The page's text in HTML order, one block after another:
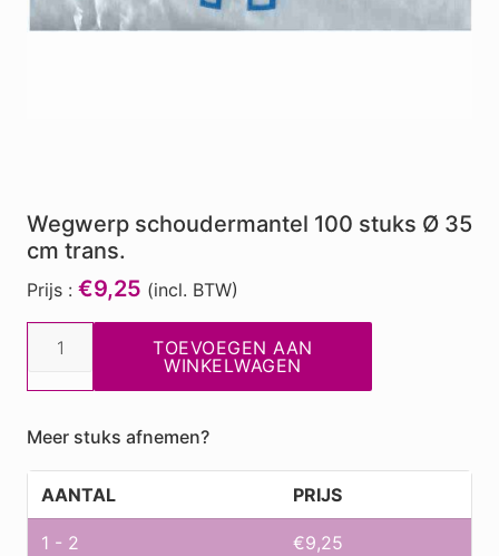
Wegwerp schoudermantel 100 stuks Ø 35
cm trans.
Prijs : €9,25 (incl. BTW)
Wegwerp
100
trans.
TOEVOEGEN AAN
WINKELWAGEN
Meer stuks afnemen?
AANTAL PRIJS
1 - 2 €9,25